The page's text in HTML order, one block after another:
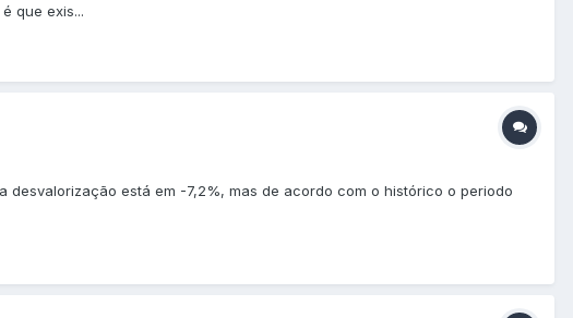
que exis...
desvalorização está em -7,2%, mas de acordo com o histórico o periodo